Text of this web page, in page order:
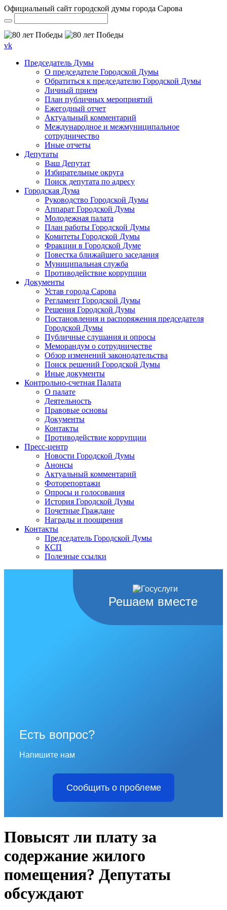
Официальный сайт городской думы города Сарова
vk
Председатель Думы
О председателе Городской Думы
Обратиться к председателю Городской Думы
Личный прием
План публичных мероприятий
Ежегодный отчет
Актуальный комментарий
Международное и межмуниципальное
сотрудничество
Иные отчеты
Депутаты
Ваш Депутат
Избирательные округа
Поиск депутата по адресу
Городская Дума
Руководство Городской Думы
Аппарат Городской Думы
Молодежная палата
План работы Городской Думы
Комитеты Городской Думы
Фракции в Городской Думе
Повестка ближайшего заседания
Муниципальная служба
Противодействие коррупции
Документы
Устав города Сарова
Регламент Городской Думы
Решения Городской Думы
Постановления и распоряжения председателя
Городской Думы
Публичные слушания и опросы
Меморандум о сотрудничестве
Обзор изменений законодательства
Поиск решений Городской Думы
Иные документы
Контрольно-счетная Палата
О палате
Деятельность
Правовые основы
Документы
Контакты
Противодействие коррупции
Пресс-центр
Новости Городской Думы
Анонсы
Актуальный комментарий
Фоторепортажи
Опросы и голосования
История Городской Думы
Почетные Граждане
Награды и поощрения
Контакты
Председатель Городской Думы
КСП
Полезные ссылки
Решаем вместе
Есть вопрос?
Напишите нам
Сообщить о проблеме
Повысят ли плату за
содержание жилого
помещения? Депутаты
обсуждают